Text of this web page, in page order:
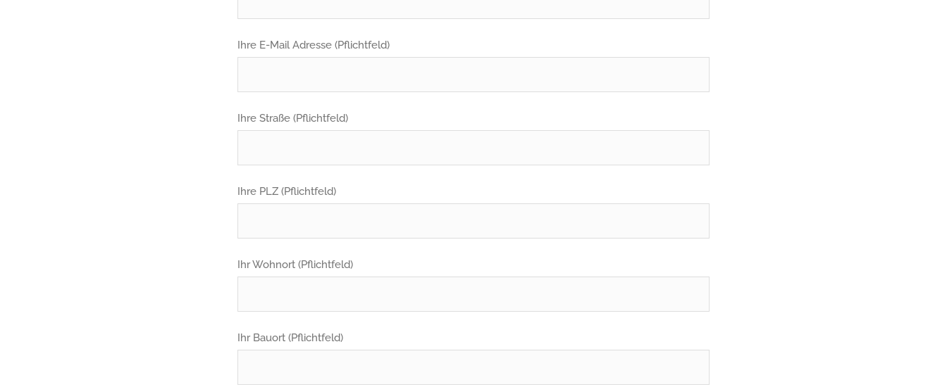
Ihre E-Mail Adresse (Pflichtfeld)
Ihre Straße (Pflichtfeld)
Ihre PLZ (Pflichtfeld)
Ihr Wohnort (Pflichtfeld)
Ihr Bauort (Pflichtfeld)